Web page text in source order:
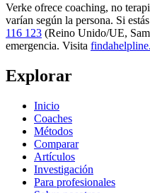
Verke ofrece coaching, no
varían según la persona. Si
116 123 (Reino Unido/UE,
emergencia. Visita
Explorar
Inicio
Coaches
Métodos
Comparar
Artículos
Investigación
Para profesionales